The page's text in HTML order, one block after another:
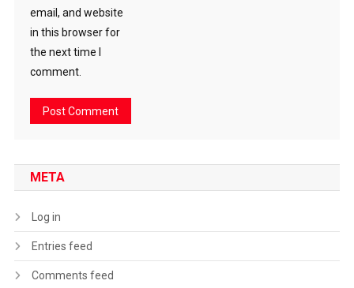
email, and website
in this browser for
the next time I
comment.
META
Log in
Entries feed
Comments feed